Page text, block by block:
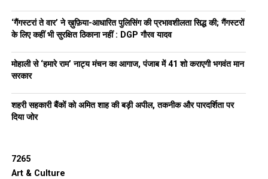
‘गैंगस्टरां ते वार’ ने ख़ुफ़िया-आधारित पुलिसिंग की प्रभावशीलता सिद्ध की; गैंगस्टरों
के लिए कहीं भी सुरक्षित ठिकाना नहीं : DGP गौरव यादव
मोहाली से ‘हमारे राम’ नाट्य मंचन का आगाज, पंजाब में 41 शो कराएगी भगवंत मान
सरकार
शहरी सहकारी बैंकों को अमित शाह की बड़ी अपील, तकनीक और पारदर्शिता पर
दिया जोर
7265
Art & Culture